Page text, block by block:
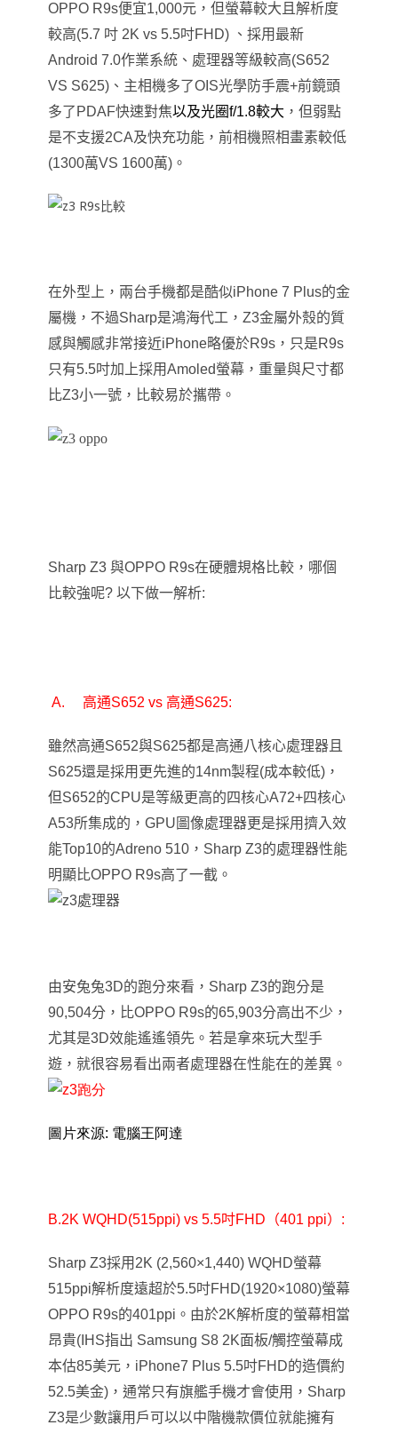
OPPO R9s便宜1,000元，但螢幕較大且解析度
較高(5.7 吋 2K vs 5.5吋FHD) 、採用最新
Android 7.0作業系統、處理器等級較高(S652
VS S625)、主相機多了OIS光學防手震+前鏡頭
多了PDAF快速對焦以及光圈f/1.8較大 ，但弱點
是不支援2CA及快充功能，前相機照相畫素較低
(1300萬VS 1600萬)。
在外型上，兩台手機都是酷似iPhone 7 Plus的金
屬機，不過Sharp是鴻海代工，Z3金屬外殼的質
感與觸感非常接近iPhone略優於R9s ， 只是R9s
只有5.5吋加上採用Amoled螢幕 ， 重量與尺寸都
比Z3小一號 ， 比較易於攜帶 。
Sharp Z3 與OPPO R9s在硬體規格比較，哪個
比較強呢? 以下做一解析:
A. 高通S652 vs 高通S625:
雖然高通S652與S625都是高通八核心處理器 且
S625還是採用更先進的14nm製程(成本較低)，
但S652的CPU是等級更高的四核心A72+四核心
A53所集成的，GPU圖像處理器更是採用擠入效
能Top10的Adreno 510，Sharp Z3的處理器性能
明顯比OPPO R9s高了一截。
由安兔兔3D的跑分來看，Sharp Z3的跑分是
90,504分，比OPPO R9s的65,903分高出不少，
尤其是3D效能遙遙領先。若是拿來玩大型手
遊，就很容易看出兩者處理器在性能在的差異。
圖片來源: 電腦王阿達
B.2K WQHD(515ppi) vs 5.5吋FHD（401 ppi）:
Sharp Z3採用2K (2,560×1,440) WQHD螢幕
515ppi解析度遠超於5.5吋FHD(1920×1080)螢幕
OPPO R9s的401ppi。由於2K解析度的螢幕相當
昂貴( IHS指出 Samsung S8 2K面板/觸控螢幕成
本估85美元 ， iPhone7 Plus 5.5吋FHD的造價約
52.5美金) ， 通常只有旗艦手機才會使用，Sharp
Z3是少數讓用戶可以以中階機款價位就能擁有